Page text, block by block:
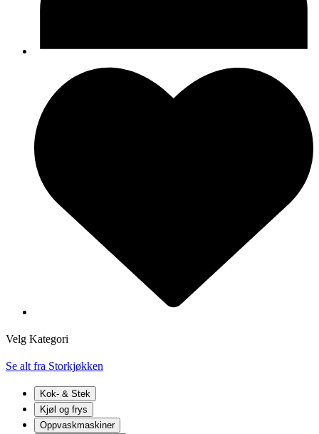
Velg Kategori
Se alt fra Storkjøkken
Kok- & Stek
Kjøl og frys
Oppvaskmaskiner